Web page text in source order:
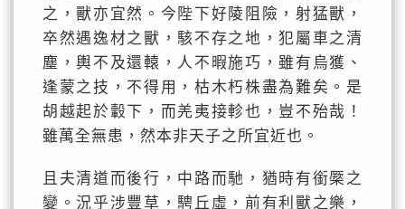
之，獸亦宜然。今陛下好陵阻險，射猛獸，
卒然遇逸材之獸，駭不存之地，犯屬車之清
塵，輿不及還轅，人不暇施巧，雖有烏獲、
逢蒙之技，不得用，枯木朽株盡為難矣。是
胡越起於轂下，而羌夷接軫也，豈不殆哉！
雖萬全無患，然本非天子之所宜近也。
且夫清道而後行，中路而馳，猶時有銜橜之
變。況乎涉豐草，騁丘虛，前有利獸之樂，